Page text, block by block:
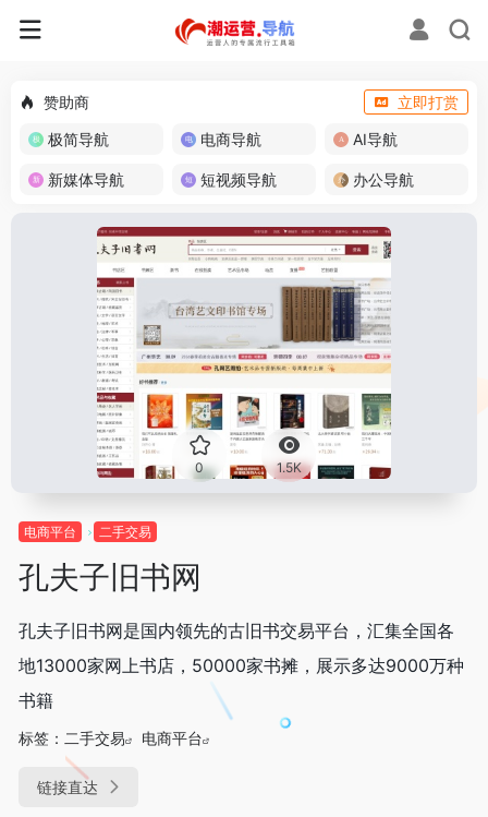
赞助商
立即打赏
极简导航
电商导航 AI导航
新媒体导航 短视频导航 办公导航
0 1.5K
电商平台 二手交易
孔夫子旧书网
孔夫子旧书网是国内领先的古旧书交易平台，汇集全国各
地13000家网上书店，50000家书摊，展示多达9000万种
书籍
标签： 二手交易 电商平台
链接直达